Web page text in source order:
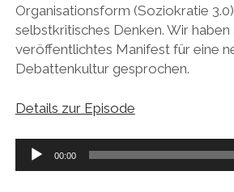
Organisationsform (Soziokratie
selbstkritisches Denken. Wir haben
veröffentlichtes Manifest für eine
Debattenkultur gesprochen.
Details zur Episode
Audio-
00:00